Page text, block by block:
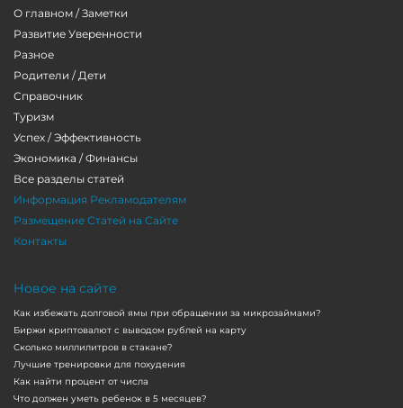
О главном / Заметки
Развитие Уверенности
Разное
Родители / Дети
Справочник
Туризм
Успех / Эффективность
Экономика / Финансы
Все разделы статей
Информация Рекламодателям
Размещение Статей на Сайте
Контакты
Новое на сайте
Как избежать долговой ямы при обращении за микрозаймами?
Биржи криптовалют с выводом рублей на карту
Сколько миллилитров в стакане?
Лучшие тренировки для похудения
Как найти процент от числа
Что должен уметь ребенок в 5 месяцев?